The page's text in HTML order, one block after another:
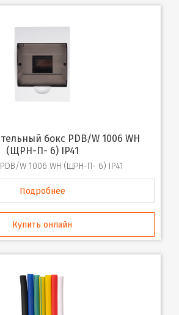
(ЩРН-П- 6) IP41
PDB/W 1006 WH (ЩРН-П- 6) IP41
Подробнее
Купить онлайн